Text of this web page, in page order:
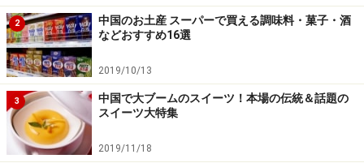
2
中国のお土産 スーパーで買える調味料・菓子・酒
などおすすめ16選
2019/10/13
3
中国で大ブームのスイーツ！本場の伝統＆話題の
スイーツ大特集
2019/11/18